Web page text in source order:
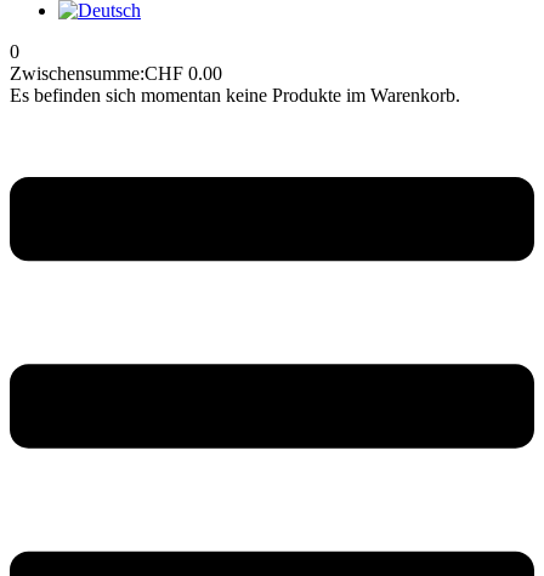
0
Zwischensumme:CHF 0.00
Es befinden sich momentan keine Produkte im Warenkorb.